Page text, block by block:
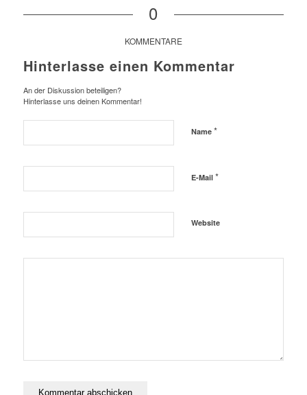
0
KOMMENTARE
Hinterlasse einen Kommentar
An der Diskussion beteiligen?
Hinterlasse uns deinen Kommentar!
Name *
E-Mail *
Website